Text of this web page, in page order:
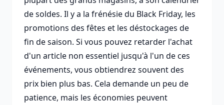
de soldes. Il y a la frénésie du Black Friday, les
promotions des fêtes et les déstockages de
fin de saison. Si vous pouvez retarder l'achat
d'un article non essentiel jusqu'à l'un de ces
événements, vous obtiendrez souvent des
prix bien plus bas. Cela demande un peu de
patience, mais les économies peuvent